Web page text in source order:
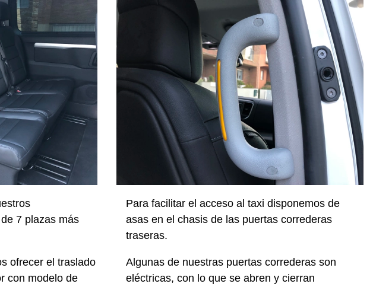
7 plazas más
ofrecer el traslado
con modelo de
Para facilitar el acceso al taxi disponemos de
asas en el chasis de las puertas correderas
traseras.
Algunas de nuestras puertas correderas son
eléctricas, con lo que se abren y cierran